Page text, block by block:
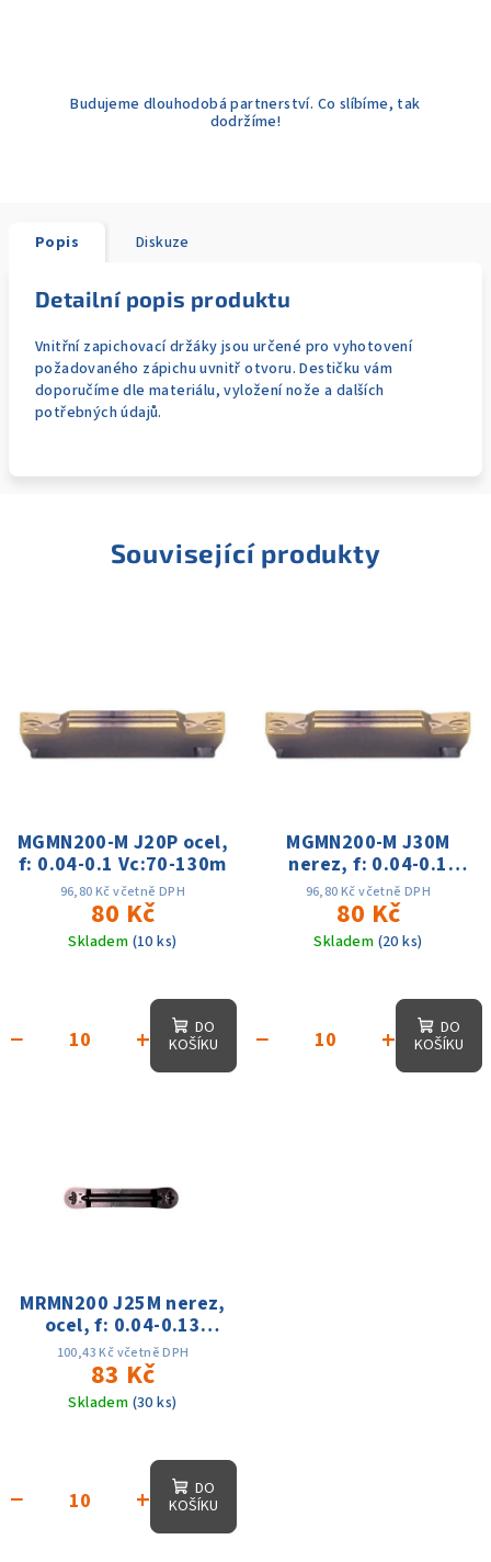
Budujeme dlouhodobá partnerství. Co slíbíme, tak
dodržíme!
Popis Diskuze
Detailní popis produktu
Vnitřní zapichovací držáky jsou určené pro vyhotovení
požadovaného zápichu uvnitř otvoru. Destičku vám
doporučíme dle materiálu, vyložení nože a dalších
potřebných údajů.
Související produkty
MGMN200-M J20P ocel,
f: 0.04-0.1 Vc:70-130m
96,80 Kč včetně DPH
80 Kč
Skladem (10 ks)
+
−
DO
KOŠÍKU
MGMN200-M J30M
nerez, f: 0.04-0.1
Vc:70-130m
96,80 Kč včetně DPH
80 Kč
Skladem (20 ks)
+
−
DO
KOŠÍKU
MRMN200 J25M nerez,
ocel, f: 0.04-0.13
Vc:70-130m
100,43 Kč včetně DPH
83 Kč
Skladem (30 ks)
+
−
DO
KOŠÍKU